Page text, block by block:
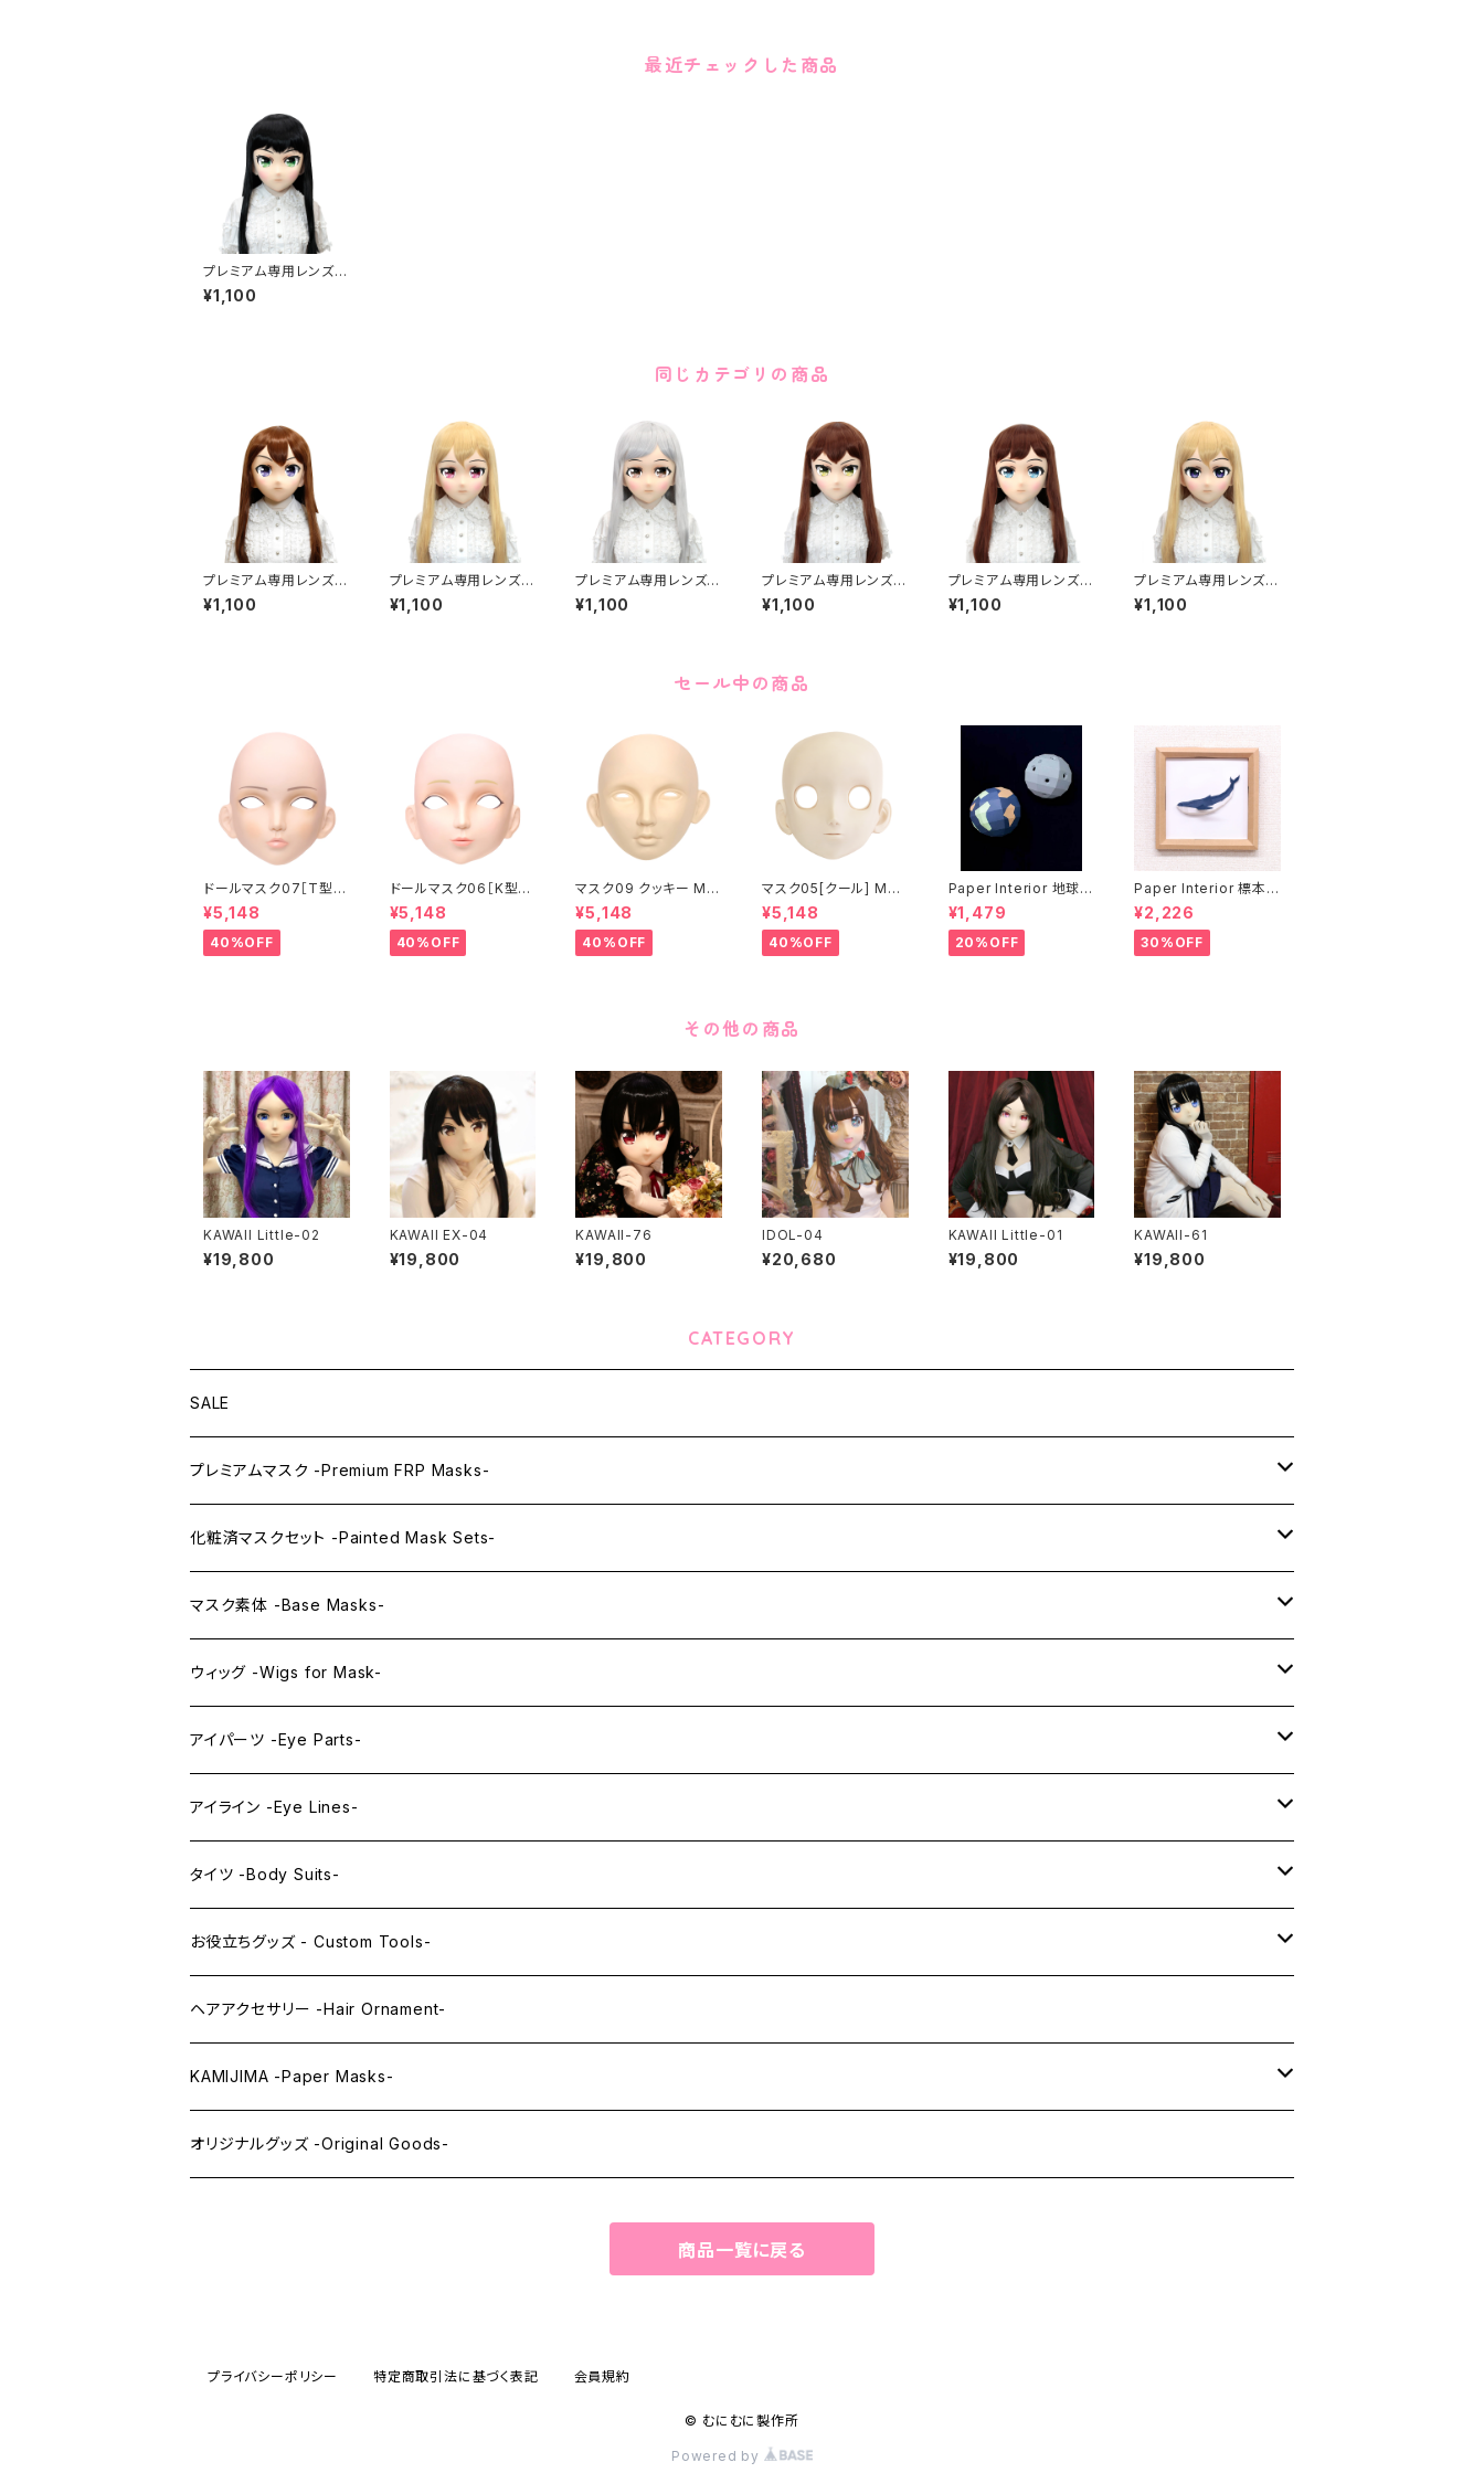
最近チェックした商品
プレミアム専用レンズア
イ た-グリーン Premiu
m Lens Eye TA-Gre
¥1,100
同じカテゴリの商品
プレミアム専用レンズア
イ た-パープル Premiu
m Lens Eye TA-Pur
¥1,100
プレミアム専用レンズア
イ た-レッド Premium
Lens Eye TA-Red
¥1,100
プレミアム専用レンズア
イ た-ブラウン Premiu
m Lens Eye TA-Bro
¥1,100
プレミアム専用レンズア
イ た-イエロー Premi
um Lens Eye TA-Yel
¥1,100
プレミアム専用レンズア
イ た-ブルー Premium
Lens Eye TA-Blue
¥1,100
プレミアム専用レンズア
イ な-パープル Premi
um Lens Eye NA-Pu
¥1,100
セール中の商品
ドールマスク07［T型］
化粧目穴処理済 MASK
07 [DOLL T] Openin
g eye hole and mak
e up
¥5,148
40%OFF
ドールマスク06［K型］
化粧目穴処理 MASK0
6 [DOLL K] Opening
eye hole and make
up
¥5,148
40%OFF
マスク09 クッキー MA
SK09 “COOKIE”
¥5,148
40%OFF
マスク05[クール] MAS
K05[COOL]
¥5,148
40%OFF
Paper Interior 地球と
月 earth and moon
¥1,479
20%OFF
Paper Interior 標本
クジラ specimen wh
ale
¥2,226
30%OFF
その他の商品
KAWAII Little-02
¥19,800
KAWAII EX-04
¥19,800
KAWAII-76
¥19,800
IDOL-04
¥20,680
KAWAII Little-01
¥19,800
KAWAII-61
¥19,800
CATEGORY
SALE
プレミアムマスク -Premium FRP Masks-
KAWAII PREMIUM Mask & Wig Sets
プレミアムマスク素体-Premium base masks-
プレミアムウィッグ -Premium Wigs-
プレミアムレンズアイ -Premium Lens eye-
化粧済マスクセット -Painted Mask Sets-
KAWAII EX series
KAWAII series
IDOL series
PRINCESS series
KAWAII Little series
マスク素体 -Base Masks-
アニメマスク -Anime Masks-
ドールマスク -Doll Masks-
ウィッグ -Wigs for Mask-
ロング -Long-
ミドル -Middle-
アイパーツ -Eye Parts-
レンズアイ -Lens Eyes-
レンズアイ
レンズアイEX
クリスタルアイ -Crystal Eyes-
アイライン -Eye Lines-
アイラインステッカー -Eye Line Stickers-
まゆ毛 -Eyebrows-
まつ毛 -Eyelash-
タイツ -Body Suits-
全身タイツ -Full Body Suits-
上半身タイツ -Upper Body Suits-
お役立ちグッズ - Custom Tools-
カスタム用品 -Custom Tools-
ウィッグメンテナンス -Wig Maintenance-
ヘアアクセサリー -Hair Ornament-
KAMIJIMA -Paper Masks-
ペーパーマスク -Paper Masks-
オリジナルグッズ -Original Goods-
商品一覧に戻る
プライバシーポリシー 特定商取引法に基づく表記 会員規約
© むにむに製作所
Powered by